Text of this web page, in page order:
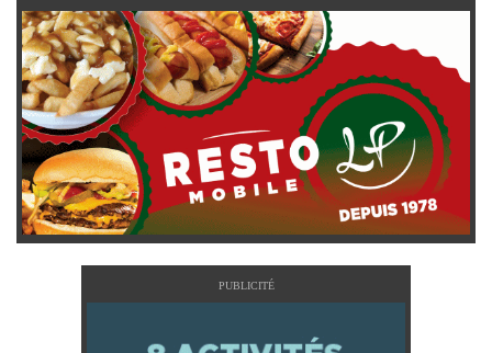
PUBLICITÉ